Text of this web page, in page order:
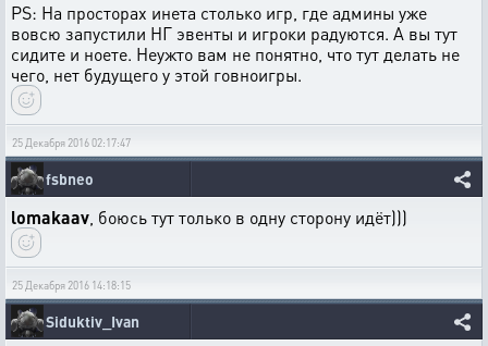
PS: На просторах инета столько игр, где админы уже
вовсю запустили НГ эвенты и игроки радуются. А вы тут
сидите и ноете. Неужто вам не понятно, что тут делать не
чего, нет будущего у этой говноигры.
25 Декабря 2016 02:17:47
fsbneo
lomakaav , боюсь тут только в одну сторону идёт)))
25 Декабря 2016 14:18:15
Siduktiv_Ivan